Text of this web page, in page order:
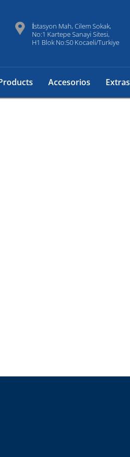
İstasyon Mah, Cilem Sokak,
No:1 Kartepe Sanayi Sitesi,
H1 Blok No:50 Kocaeli/Turkiye
Accesorios Extras